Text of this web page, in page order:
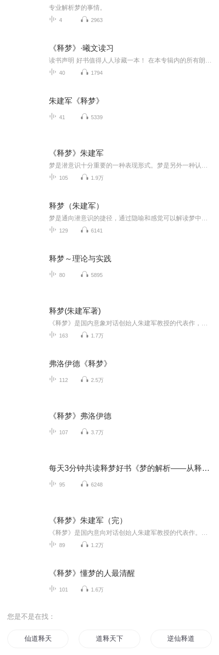
专业解析梦的事情。
4 2963
《释梦》·曦文读习
40 1794
朱建军《释梦》
41 5339
《释梦》朱建军
105 1.9万
释梦（朱建军）
129 6141
释梦～理论与实践
80 5895
释梦(朱建军著)
163 1.7万
弗洛伊德《释梦》
112 2.5万
《释梦》弗洛伊德
107 3.7万
每天3分钟共读释梦好书《梦的解析——从释梦到审梦》
95 6248
《释梦》朱建军（完）
89 1.2万
《释梦》懂梦的人最清醒
101 1.6万
您是不是在找：
仙道释天 道释天下 逆仙释道